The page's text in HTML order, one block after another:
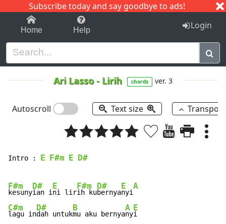
Subscribe today and say goodbye to ads!
1-9 C I J
Home Help Login
Ari Lasso- Lirih chords ver. 3
Autoscroll Text size
Intro : E F#m E D#
F#m
kesuny
D#
ian i
E
ni lir
F#m
ih ku
D#
bernya
E
nyi
A
C#m
lagu in
D#
dah untuk
B
mu aku bernya
A
ny
E